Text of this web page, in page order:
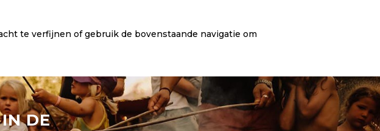
te verfijnen of gebruik de bovenstaande navigatie om
IN DE